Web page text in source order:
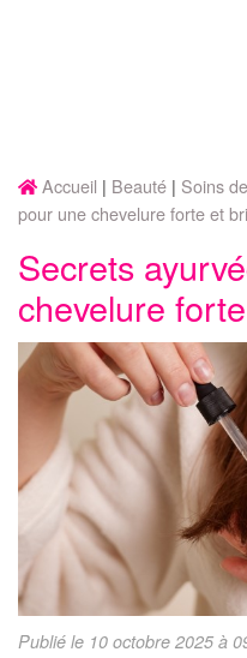
Accueil Beauté Soins
pour une chevelure forte et
Secrets
chevelure
Publié le 10 octobre 2025 à